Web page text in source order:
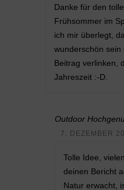
Danke für den
Frühsommer im
ich mir überlegt,
wunderschön
Beitrag verlinken,
Jahreszeit :-D.
Outdoor
7. DEZEMBER
Tolle Idee,
deinen Bericht
Natur erwacht,